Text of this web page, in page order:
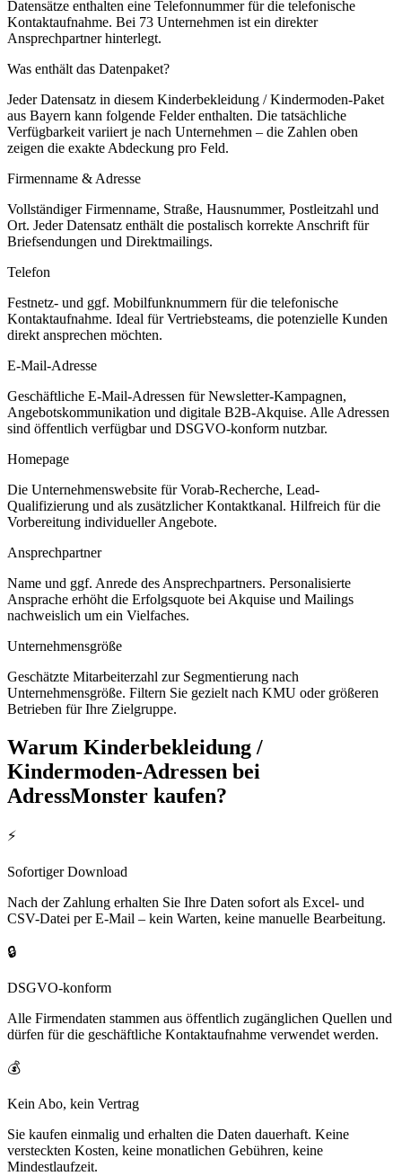
Datensätze enthalten eine Telefonnummer für die telefonische
Kontaktaufnahme. Bei 73 Unternehmen ist ein direkter
Ansprechpartner hinterlegt.
Was enthält das Datenpaket?
Jeder Datensatz in diesem Kinderbekleidung / Kindermoden-Paket
aus Bayern kann folgende Felder enthalten. Die tatsächliche
Verfügbarkeit variiert je nach Unternehmen – die Zahlen oben
zeigen die exakte Abdeckung pro Feld.
Firmenname & Adresse
Vollständiger Firmenname, Straße, Hausnummer, Postleitzahl und
Ort. Jeder Datensatz enthält die postalisch korrekte Anschrift für
Briefsendungen und Direktmailings.
Telefon
Festnetz- und ggf. Mobilfunknummern für die telefonische
Kontaktaufnahme. Ideal für Vertriebsteams, die potenzielle Kunden
direkt ansprechen möchten.
E-Mail-Adresse
Geschäftliche E-Mail-Adressen für Newsletter-Kampagnen,
Angebotskommunikation und digitale B2B-Akquise. Alle Adressen
sind öffentlich verfügbar und DSGVO-konform nutzbar.
Homepage
Die Unternehmenswebsite für Vorab-Recherche, Lead-
Qualifizierung und als zusätzlicher Kontaktkanal. Hilfreich für die
Vorbereitung individueller Angebote.
Ansprechpartner
Name und ggf. Anrede des Ansprechpartners. Personalisierte
Ansprache erhöht die Erfolgsquote bei Akquise und Mailings
nachweislich um ein Vielfaches.
Unternehmensgröße
Geschätzte Mitarbeiterzahl zur Segmentierung nach
Unternehmensgröße. Filtern Sie gezielt nach KMU oder größeren
Betrieben für Ihre Zielgruppe.
Warum Kinderbekleidung /
Kindermoden-Adressen bei
AdressMonster kaufen?
⚡
Sofortiger Download
Nach der Zahlung erhalten Sie Ihre Daten sofort als Excel- und
CSV-Datei per E-Mail – kein Warten, keine manuelle Bearbeitung.
🔒
DSGVO-konform
Alle Firmendaten stammen aus öffentlich zugänglichen Quellen und
dürfen für die geschäftliche Kontaktaufnahme verwendet werden.
💰
Kein Abo, kein Vertrag
Sie kaufen einmalig und erhalten die Daten dauerhaft. Keine
versteckten Kosten, keine monatlichen Gebühren, keine
Mindestlaufzeit.